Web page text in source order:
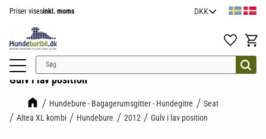
Priser visesinkl. moms
Favoritter
Gulv i lav position
Hundebure - Bagagerumsgitter - Hundegitre
Seat
Altea XL kombi
Hundebure 2012 Gulv i lav position